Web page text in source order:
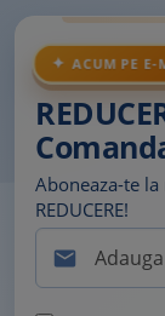
ACUM PE E-
Aboneaza-te
REDUCERE!
